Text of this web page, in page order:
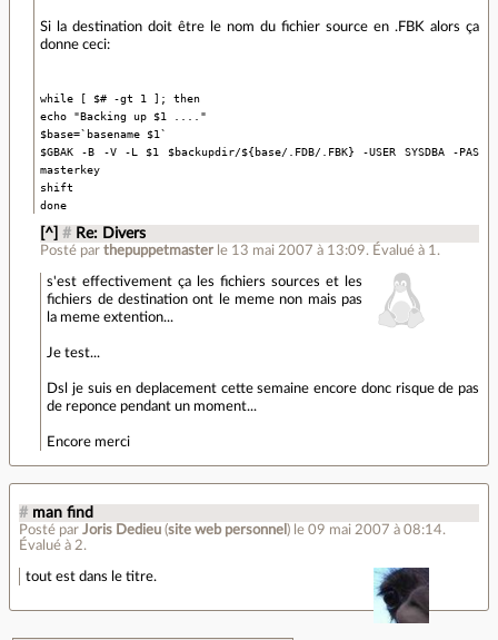
Si la destination doit être le nom du fichier source en .FBK alors ça
donne ceci:
while [ $# -gt 1 ]; then
echo "Backing up $1 ...."
$base=`basename $1`
$GBAK -B -V -L $1 $backupdir/${base/.FDB/.FBK} -USER SYSDBA -PAS
masterkey
shift
done
[^] # Re: Divers
Posté parthepuppetmaster le 13 mai 2007 à 13:09. Évalué à 1 .
s'est effectivement ça les fichiers sources et les
fichiers de destination ont le meme non mais pas
la meme extention...
Je test...
Dsl je suis en deplacement cette semaine encore donc risque de pas
de reponce pendant un moment...
Encore merci
# man find
Posté par Joris Dedieu (site web personnel ) le 09 mai 2007 à 08:14.
Évalué à 2.
tout est dans le titre.